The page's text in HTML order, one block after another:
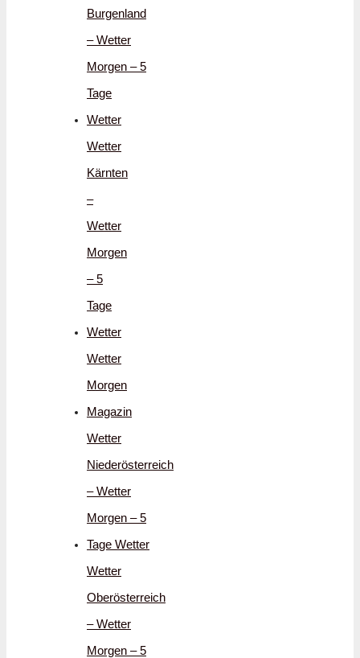
Burgenland
– Wetter
Morgen – 5
Tage
Wetter
Wetter
Kärnten
–
Wetter
Morgen
– 5
Tage
Wetter
Wetter
Morgen
Magazin
Wetter
Niederösterreich
– Wetter
Morgen – 5
Tage Wetter
Wetter
Oberösterreich
– Wetter
Morgen – 5